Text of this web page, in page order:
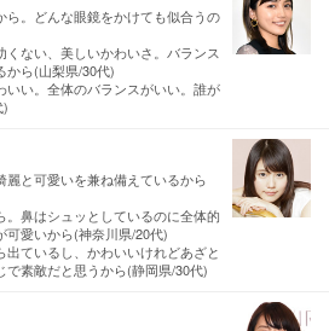
ら。どんな眼鏡をかけても似合うの
くない、美しいかわいさ。バランス
から(山梨県/30代)
いい。全体のバランスがいい。誰が
)
麗と可愛いを兼ね備えているから
。鼻はシュッとしているのに全体的
可愛いから(神奈川県/20代)
出ているし、かわいいけれどあざと
で素敵だと思うから(静岡県/30代)